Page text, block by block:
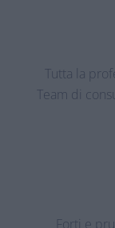
Tutta la
Team di
Forti e